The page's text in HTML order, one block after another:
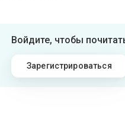
Войдите, чтобы
Зарегистрироваться